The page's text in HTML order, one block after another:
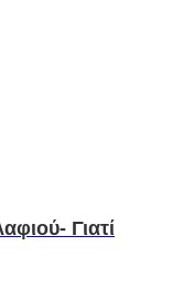
Γιατί